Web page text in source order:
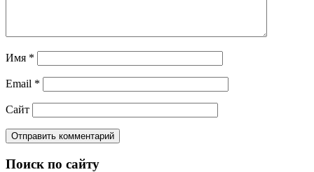
Имя *
Email *
Сайт
Поиск по сайту